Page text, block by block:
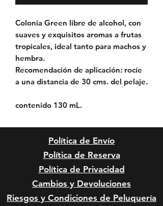
Colonia Green libre de alcohol, con
suaves y exquisitos aromas a frutas
tropicales, ideal tanto para machos y
hembra.
Recomendación de aplicación: rocíe
a una distancia de 30 cms. del pelaje.
contenido 130 mL.
Política de Envío
Política de Reserva
Política de Privacidad
Cambios y Devoluciones
Riesgos y Condiciones de Peluquería